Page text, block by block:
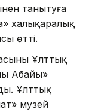
танытуға
халықаралық
өтті.
Ұлттық
Абайы»
Ұлттық
музей